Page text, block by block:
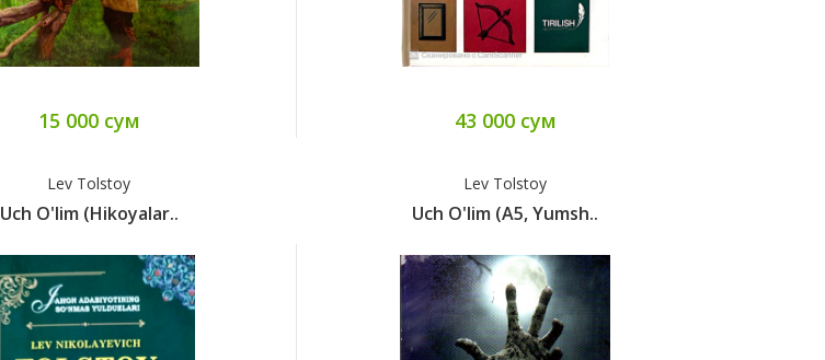
15 000 сум 43 000 сум
Lev Tolstoy
Uch O'lim (hikoyalar..
Lev Tolstoy
Uch O'lim (А5, Yumsh..